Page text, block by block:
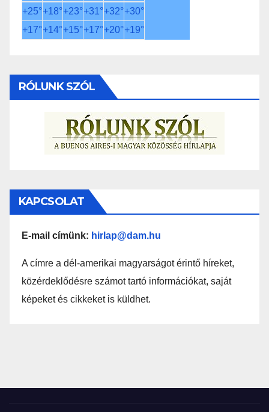
+25°+18°+23°+31°+32°+30°
+17°+14°+15°+17°+20°+19°
RÓLUNK SZÓL
KAPCSOLAT
E-mail címünk: hirlap@dam.hu
A címre a dél-amerikai magyarságot érintő híreket,
közérdeklődésre számot tartó információkat, saját
képeket és cikkeket is küldhet.